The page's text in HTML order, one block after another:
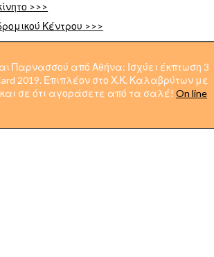
>>>
Κέντρου >>>
Παρνασσού από Αθήνα: Ισχύει έκπτωση 3
2019. Επιπλέον στο Χ.Κ. Καλαβρύτων με
και σε ότι αγοράσετε από τα σαλέ!On line